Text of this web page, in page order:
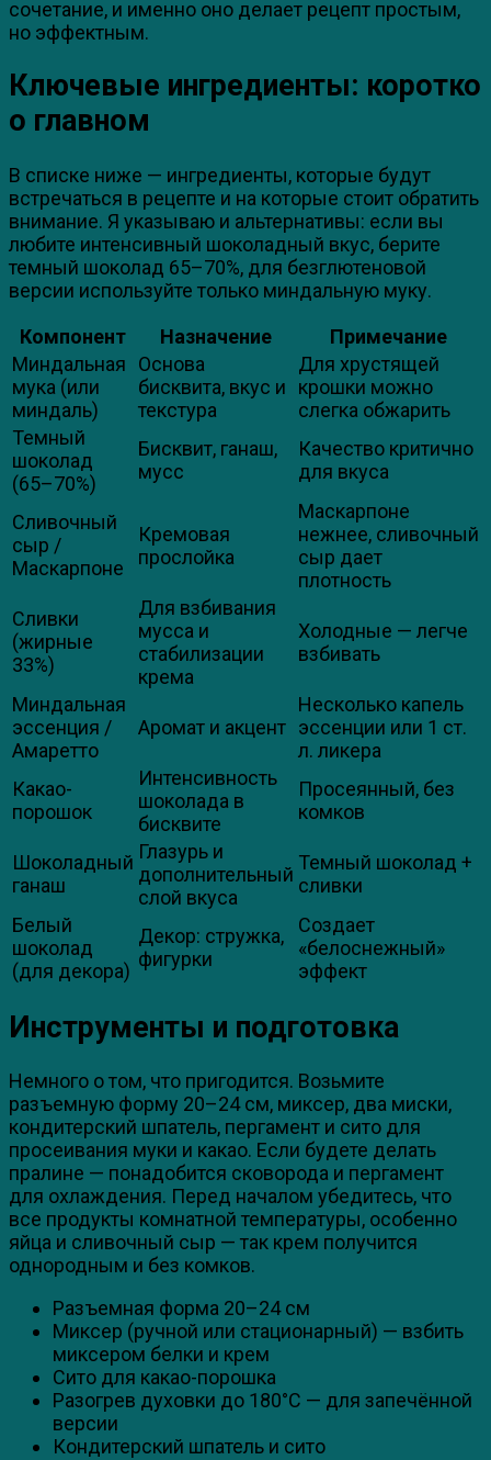
сочетание, и именно оно делает рецепт простым,
но эффектным.
Ключевые ингредиенты: коротко
о главном
В списке ниже — ингредиенты, которые будут
встречаться в рецепте и на которые стоит обратить
внимание. Я указываю и альтернативы: если вы
любите интенсивный шоколадный вкус, берите
темный шоколад 65–70%, для безглютеновой
версии используйте только миндальную муку.
Компонент
Назначение
Примечание
Миндальная
мука (или
миндаль)
Основа
бисквита, вкус и
текстура
Для хрустящей
крошки можно
слегка обжарить
Темный
шоколад
(65–70%)
Бисквит, ганаш,
мусс
Качество критично
для вкуса
Сливочный
сыр /
Маскарпоне
Кремовая
прослойка
Маскарпоне
нежнее, сливочный
сыр дает
плотность
Сливки
(жирные
33%)
Для взбивания
мусса и
стабилизации
крема
Холодные — легче
взбивать
Миндальная
эссенция /
Амаретто
Аромат и акцент
Несколько капель
эссенции или 1 ст.
л. ликера
Какао-
порошок
Интенсивность
шоколада в
бисквите
Просеянный, без
комков
Шоколадный
ганаш
Глазурь и
дополнительный
слой вкуса
Темный шоколад +
сливки
Белый
шоколад
(для декора)
Декор: стружка,
фигурки
Создает
«белоснежный»
эффект
Инструменты и подготовка
Немного о том, что пригодится. Возьмите
разъемную форму 20–24 см, миксер, два миски,
кондитерский шпатель, пергамент и сито для
просеивания муки и какао. Если будете делать
пралине — понадобится сковорода и пергамент
для охлаждения. Перед началом убедитесь, что
все продукты комнатной температуры, особенно
яйца и сливочный сыр — так крем получится
однородным и без комков.
Разъемная форма 20–24 см
Миксер (ручной или стационарный) — взбить
миксером белки и крем
Сито для какао-порошка
Разогрев духовки до 180°C — для запечённой
версии
Кондитерский шпатель и сито